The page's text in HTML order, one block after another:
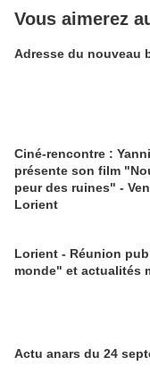
Vous aimerez
Adresse du nouveau
Ciné-rencontre :
présente son film
peur des ruines" -
Lorient
Lorient - Réunion publique "Contre le nucléaire et son
monde" et actualités
Actu anars du 24